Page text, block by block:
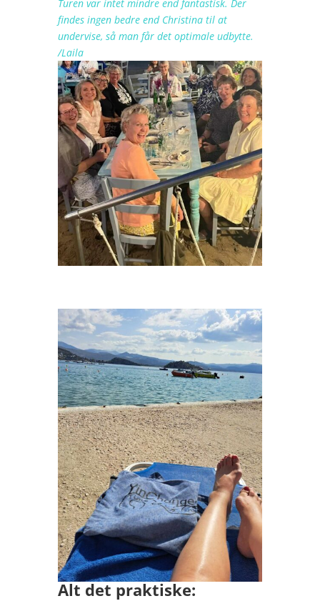
Turen var intet mindre end fantastisk. Der
findes ingen bedre end Christina til at
undervise, så man får det optimale udbytte.
/Laila
Alt det praktiske: